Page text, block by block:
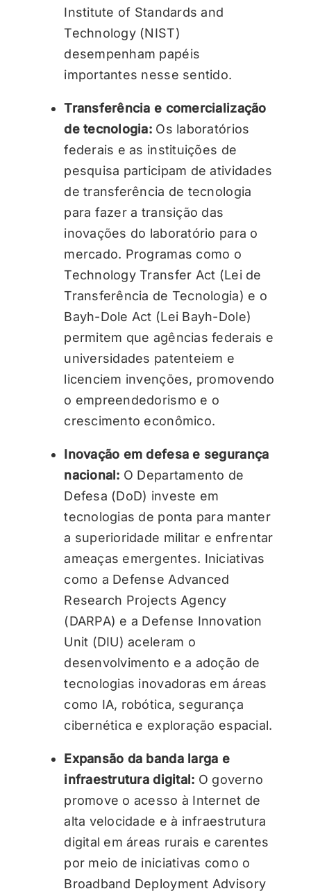
Institute of Standards and
Technology (NIST)
desempenham papéis
importantes nesse sentido.
Transferência e comercialização
de tecnologia: Os laboratórios
federais e as instituições de
pesquisa participam de atividades
de transferência de tecnologia
para fazer a transição das
inovações do laboratório para o
mercado. Programas como o
Technology Transfer Act (Lei de
Transferência de Tecnologia) e o
Bayh-Dole Act (Lei Bayh-Dole)
permitem que agências federais e
universidades patenteiem e
licenciem invenções, promovendo
o empreendedorismo e o
crescimento econômico.
Inovação em defesa e segurança
nacional: O Departamento de
Defesa (DoD) investe em
tecnologias de ponta para manter
a superioridade militar e enfrentar
ameaças emergentes. Iniciativas
como a Defense Advanced
Research Projects Agency
(DARPA) e a Defense Innovation
Unit (DIU) aceleram o
desenvolvimento e a adoção de
tecnologias inovadoras em áreas
como IA, robótica, segurança
cibernética e exploração espacial.
Expansão da banda larga e
infraestrutura digital: O governo
promove o acesso à Internet de
alta velocidade e à infraestrutura
digital em áreas rurais e carentes
por meio de iniciativas como o
Broadband Deployment Advisory